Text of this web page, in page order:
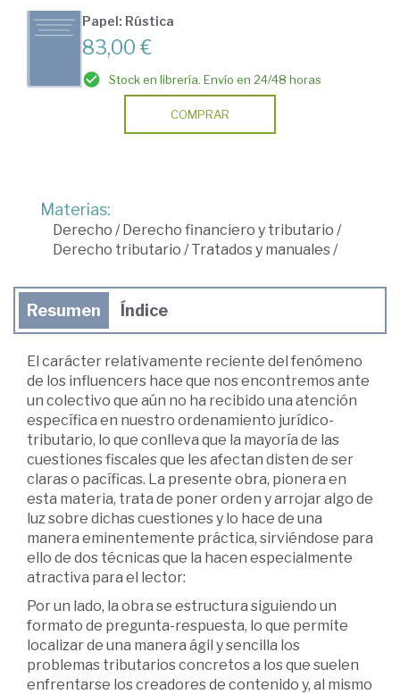
Papel: Rústica
83,00 €
Stock en librería. Envío en 24/48 horas
COMPRAR
Materias:
Derecho /Derecho financiero y tributario /
Derecho tributario /Tratados y manuales /
Resumen Índice
El carácter relativamente reciente del fenómeno
de los influencers hace que nos encontremos ante
un colectivo que aún no ha recibido una atención
específica en nuestro ordenamiento jurídico-
tributario, lo que conlleva que la mayoría de las
cuestiones fiscales que les afectan disten de ser
claras o pacíficas. La presente obra, pionera en
esta materia, trata de poner orden y arrojar algo de
luz sobre dichas cuestiones y lo hace de una
manera eminentemente práctica, sirviéndose para
ello de dos técnicas que la hacen especialmente
atractiva para el lector:
Por un lado, la obra se estructura siguiendo un
formato de pregunta-respuesta, lo que permite
localizar de una manera ágil y sencilla los
problemas tributarios concretos a los que suelen
enfrentarse los creadores de contenido y, al mismo